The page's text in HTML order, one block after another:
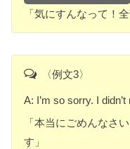
「気にすんなって！
〈例文3〉
A: I’m so sorry. I
「本当にごめんなさ
す」